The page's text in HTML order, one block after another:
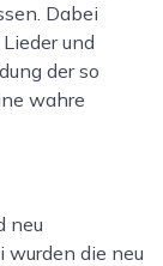
Dabei
und
der so
wahre
neu
wurden die neu